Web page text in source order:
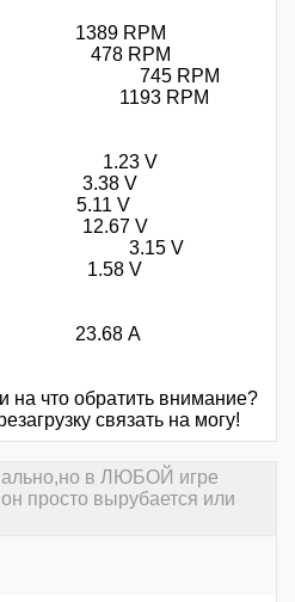
RPM
RPM
745 RPM
1193 RPM
V
V
V
V
3.15 V
V
A
на что обратить внимание?
связать на могу!
в ЛЮБОЙ игре
просто вырубается или